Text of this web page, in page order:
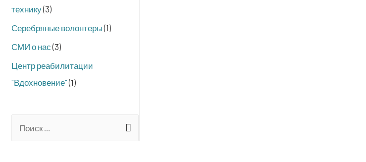
технику(3)
Серебряные волонтеры(1)
СМИ о нас(3)
Центр реабилитации
"Вдохновение"(1)